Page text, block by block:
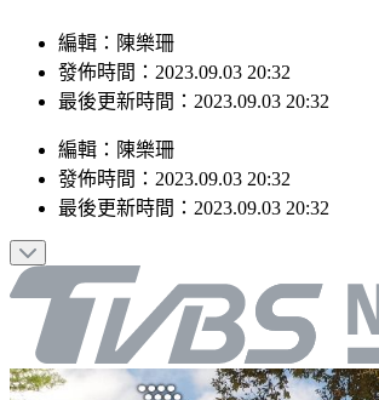
編輯：陳樂珊
發佈時間：2023.09.03 20:32
最後更新時間：2023.09.03 20:32
編輯 ： 陳樂珊
發佈時間： 2023.09.03 20:32
最後更新時間： 2023.09.03 20:32